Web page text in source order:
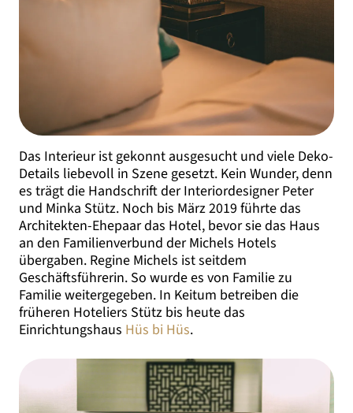
Das Interieur ist gekonnt ausgesucht und viele Deko-
Details liebevoll in Szene gesetzt. Kein Wunder, denn
es trägt die Handschrift der Interiordesigner Peter
und Minka Stütz. Noch bis März 2019 führte das
Architekten-Ehepaar das Hotel, bevor sie das Haus
an den Familienverbund der Michels Hotels
übergaben. Regine Michels ist seitdem
Geschäftsführerin. So wurde es von Familie zu
Familie weitergegeben. In Keitum betreiben die
früheren Hoteliers Stütz bis heute das
Einrichtungshaus Hüs bi Hüs.